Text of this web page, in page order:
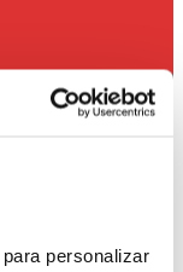
personalizar